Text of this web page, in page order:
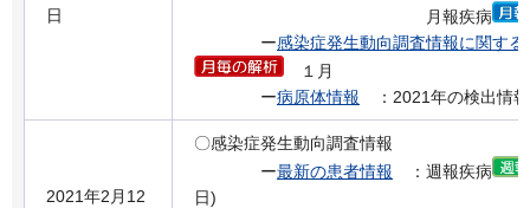
日
月報疾病
ー感染症発生動向調査情報に関す
１月
ー病原体情報 ：2021年の検出情報
2021年2月12
〇感染症発生動向調査情報
ー最新の患者情報 ：週報疾病
日)